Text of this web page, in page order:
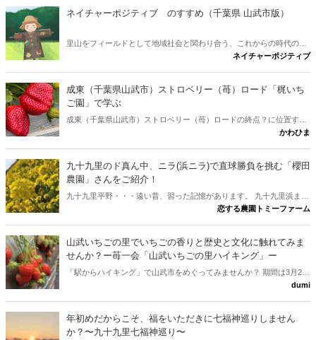
市）の健康寿命の現状を分析し、国内の成功事例を参考にして、健康
寿命延伸に向けた具体的なアプローチと施策を考え実施していきま
ネイチャーポジティブ のすすめ（千葉県 山武市版）
里山をフィールドとして地域社会と関わり合う、これからの時代の地
域社会と自然の関り方をセミナーで気づいかされました。ご紹介しま
ネイチャーポジティブ
成東（千葉県山武市）ストロベリー（苺）ロード「梶いち
ご園」で学ぶ
成東（千葉県山武市）ストロベリー（苺）ロードの終点？に位置する
「梶いちご園」に行ってきました。終点（かどうかは不明）というこ
です。なんてったって、開園時は、都内側の苺園から埋まっていくの
でね。
かわひま
九十九里のド真ん中、ニラ(浜ニラ)で直球勝負を挑む「櫻田
農園」さんをご紹介！
九十九里平野・・・遠い昔、習った記憶があります。 九十九里浜まで
約2kmの平坦地に位置する山武市は五木田。 そう！！ 訪れた地の風
いました。
恋する農園トミーファーム
山武いちごの里でいちごの香りと歴史と文化に触れてみま
せんか？ー苺一会「山武いちごの里ハイキング」ー
「駅からハイキング」で山武市をめぐってみませんか？ 期間は3月29
日（金）～3月31日（日）。特典ありますよ！！ 2019年3月30日には
dumi
年初めだからこそ、福をいただきに七福神巡りしません
か？〜九十九里七福神巡り〜